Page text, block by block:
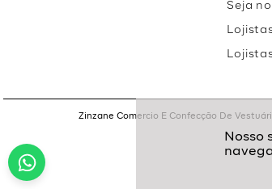
Seja
Zinzane Comercio E Confecção De